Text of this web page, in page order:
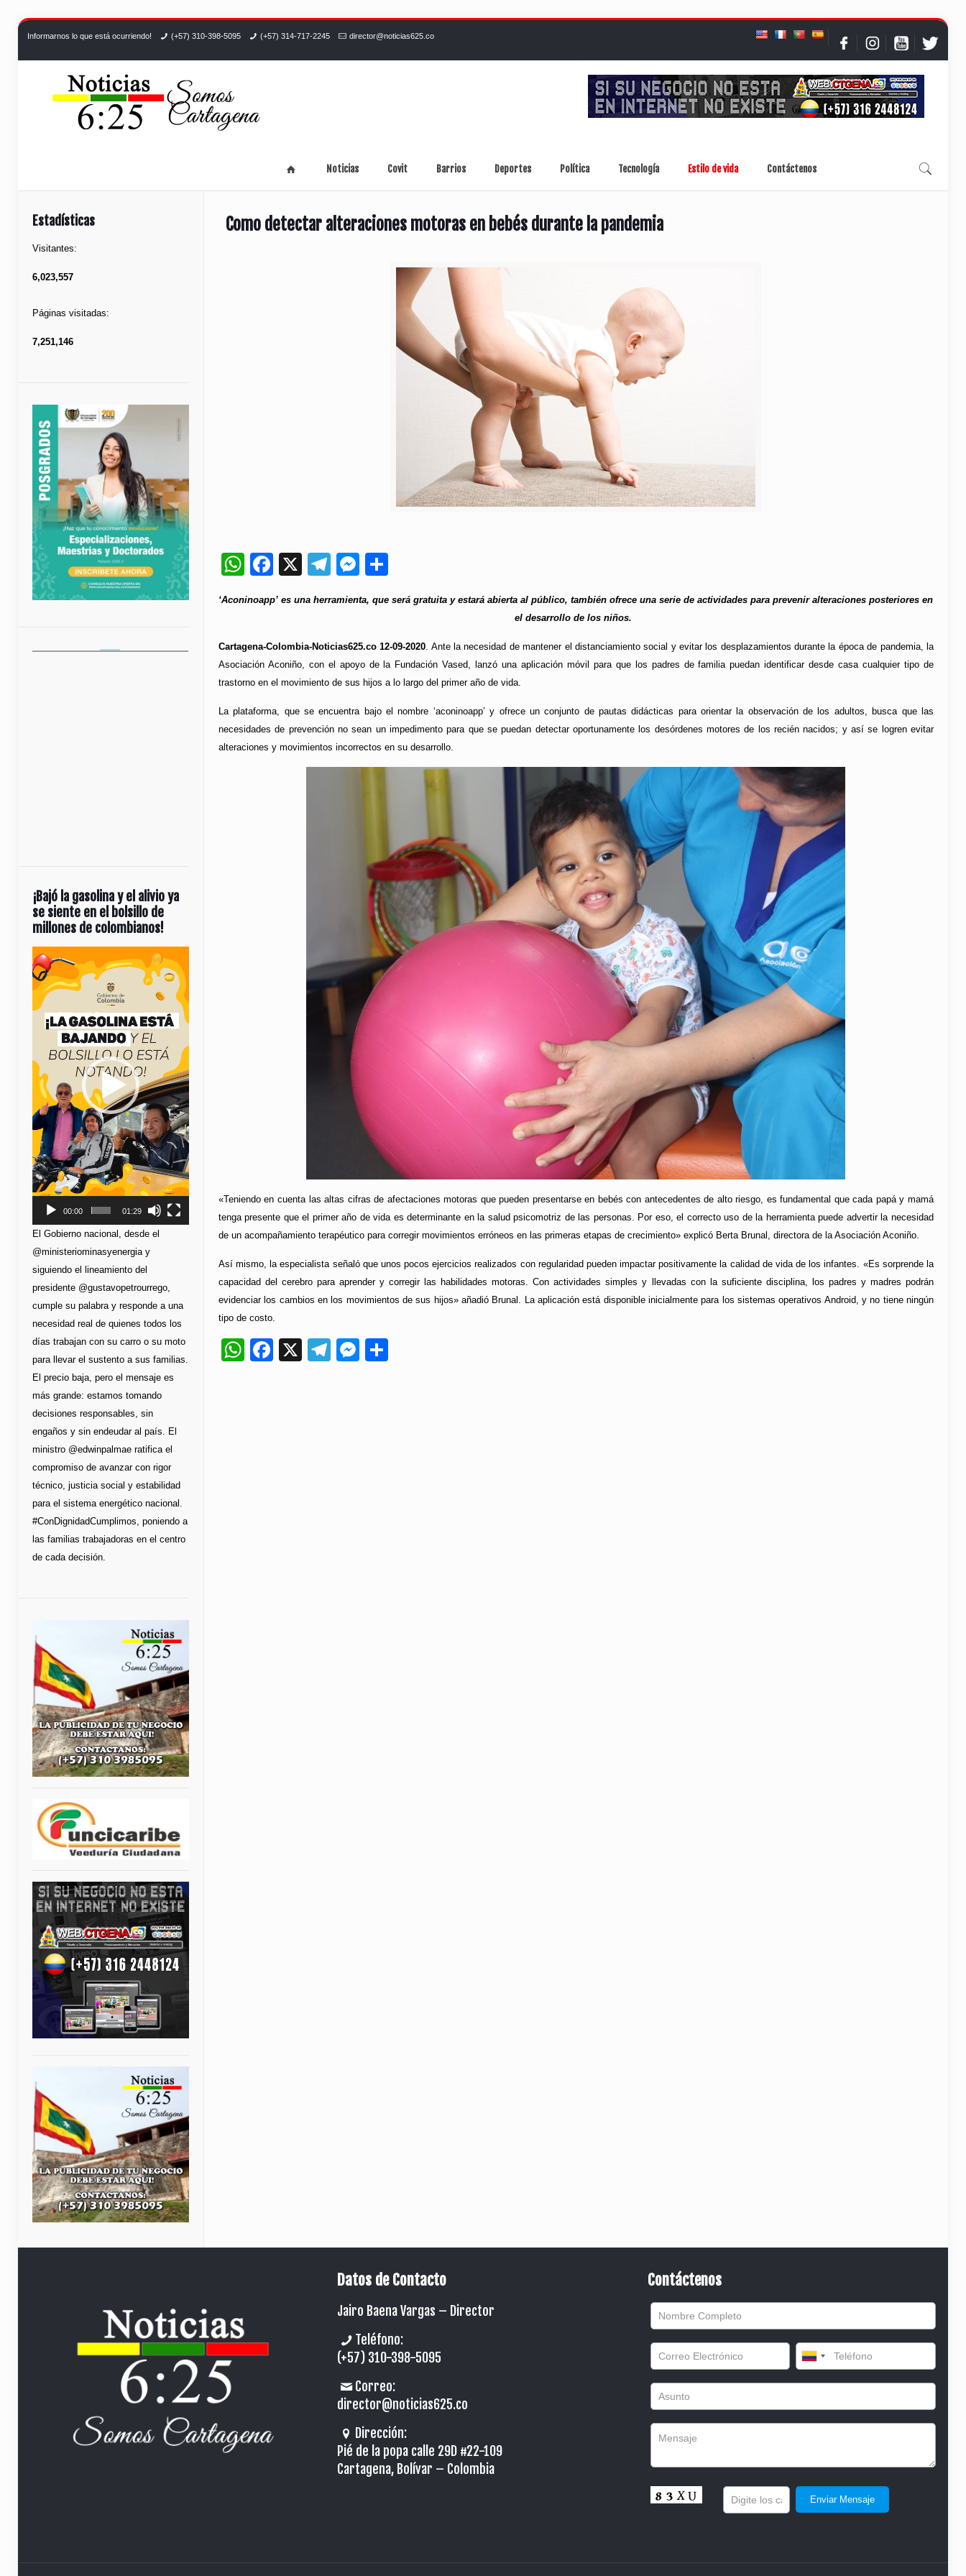
Informarnos lo que está ocurriendo! (+57) 310-398-5095 (+57) 314-717-2245 director@noticias625.co
Noticias Covit Barrios Deportes Política Tecnología Estilo de vida Contáctenos
Como detectar alteraciones motoras en bebés durante la pandemia
WhatsApp
Facebook
X Telegram
Messenger
‘Aconinoapp’ es una herramienta, que será gratuita y estará abierta al público, también ofrece una serie de actividades para prevenir alteraciones posteriores en
el desarrollo de los niños.
Cartagena-Colombia-Noticias625.co 12-09-2020. Ante la necesidad de mantener el distanciamiento social y evitar los desplazamientos durante la época de pandemia, la
Asociación Aconiño, con el apoyo de la Fundación Vased, lanzó una aplicación móvil para que los padres de familia puedan identificar desde casa cualquier tipo de
trastorno en el movimiento de sus hijos a lo largo del primer año de vida.
La plataforma, que se encuentra bajo el nombre ‘aconinoapp’ y ofrece un conjunto de pautas didácticas para orientar la observación de los adultos, busca que las
necesidades de prevención no sean un impedimento para que se puedan detectar oportunamente los desórdenes motores de los recién nacidos; y así se logren evitar
alteraciones y movimientos incorrectos en su desarrollo.
«Teniendo en cuenta las altas cifras de afectaciones motoras que pueden presentarse en bebés con antecedentes de alto riesgo, es fundamental que cada papá y mamá
tenga presente que el primer año de vida es determinante en la salud psicomotriz de las personas. Por eso, el correcto uso de la herramienta puede advertir la necesidad
de un acompañamiento terapéutico para corregir movimientos erróneos en las primeras etapas de crecimiento» explicó Berta Brunal, directora de la Asociación Aconiño.
Así mismo, la especialista señaló que unos pocos ejercicios realizados con regularidad pueden impactar positivamente la calidad de vida de los infantes. «Es sorprende la
capacidad del cerebro para aprender y corregir las habilidades motoras. Con actividades simples y llevadas con la suficiente disciplina, los padres y madres podrán
evidenciar los cambios en los movimientos de sus hijos» añadió Brunal. La aplicación está disponible inicialmente para los sistemas operativos Android, y no tiene ningún
tipo de costo.
WhatsApp
Facebook
X Telegram
Messenger
Estadísticas
Visitantes:
6,023,557
Páginas visitadas:
7,251,146
¡Bajó la gasolina y el alivio ya
se siente en el bolsillo de
millones de colombianos!
Reproductor
de
vídeo
00:00 01:29
El Gobierno nacional, desde el
@ministeriominasyenergia y
siguiendo el lineamiento del
presidente @gustavopetrourrego,
cumple su palabra y responde a una
necesidad real de quienes todos los
días trabajan con su carro o su moto
para llevar el sustento a sus familias.
El precio baja, pero el mensaje es
más grande: estamos tomando
decisiones responsables, sin
engaños y sin endeudar al país. El
ministro @edwinpalmae ratifica el
compromiso de avanzar con rigor
técnico, justicia social y estabilidad
para el sistema energético nacional.
#ConDignidadCumplimos, poniendo a
las familias trabajadoras en el centro
de cada decisión.
Datos de Contacto
Jairo Baena Vargas – Director
Teléfono:
(+57) 310-398-5095
Correo:
director@noticias625.co
Dirección:
Pié de la popa calle 29D #22-109
Cartagena, Bolívar – Colombia
Contáctenos